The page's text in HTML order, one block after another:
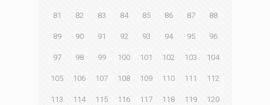
81 82 83 84 85 86 87 88
89 90 91 92 93 94 95 96
97 98 99 100 101 102 103 104
105 106 107 108 109 110 111 112
113 114 115 116 117 118 119 120